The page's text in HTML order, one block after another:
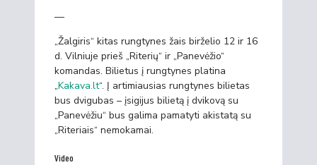
—
„Žalgiris“ kitas rungtynes žais birželio 12 ir 16
d. Vilniuje prieš „Riterių“ ir „Panevėžio“
komandas. Bilietus į rungtynes platina
„Kakava.lt“. Į artimiausias rungtynes bilietas
bus dvigubas – įsigijus bilietą į dvikovą su
„Panevėžiu“ bus galima pamatyti akistatą su
„Riteriais“ nemokamai.
Video